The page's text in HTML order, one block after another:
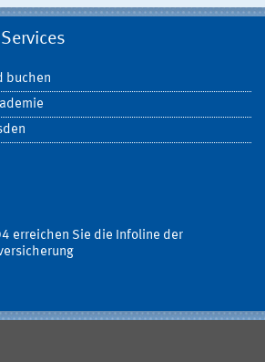
buchen
erreichen Sie die Infoline der